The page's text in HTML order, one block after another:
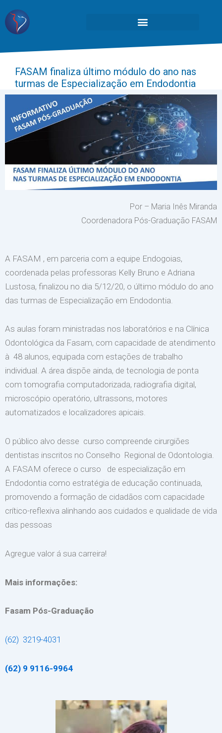
FASAM finaliza último módulo do ano nas
turmas de Especialização em Endodontia
Por – Maria Inês Miranda
Coordenadora Pós-Graduação FASAM
A FASAM , em parceria com a equipe Endogoias,
coordenada pelas professoras Kelly Bruno e Adriana
Lustosa, finalizou no dia 5/12/20, o último módulo do ano
das turmas de Especialização em Endodontia.
As aulas foram ministradas nos laboratórios e na Clínica
Odontológica da Fasam, com capacidade de atendimento
à 48 alunos, equipada com estações de trabalho
individual. A área dispõe ainda, de tecnologia de ponta
com tomografia computadorizada, radiografia digital,
microscópio operatório, ultrassons, motores
automatizados e localizadores apicais.
O público alvo desse curso compreende cirurgiões
dentistas inscritos no Conselho Regional de Odontologia.
A FASAM oferece o curso de especialização em
Endodontia como estratégia de educação continuada,
promovendo a formação de cidadãos com capacidade
crítico-reflexiva alinhando aos cuidados e qualidade de vida
das pessoas
Agregue valor á sua carreira!
Mais informações:
Fasam Pós-Graduação
(62) 3219-4031
(62) 9 9116-9964